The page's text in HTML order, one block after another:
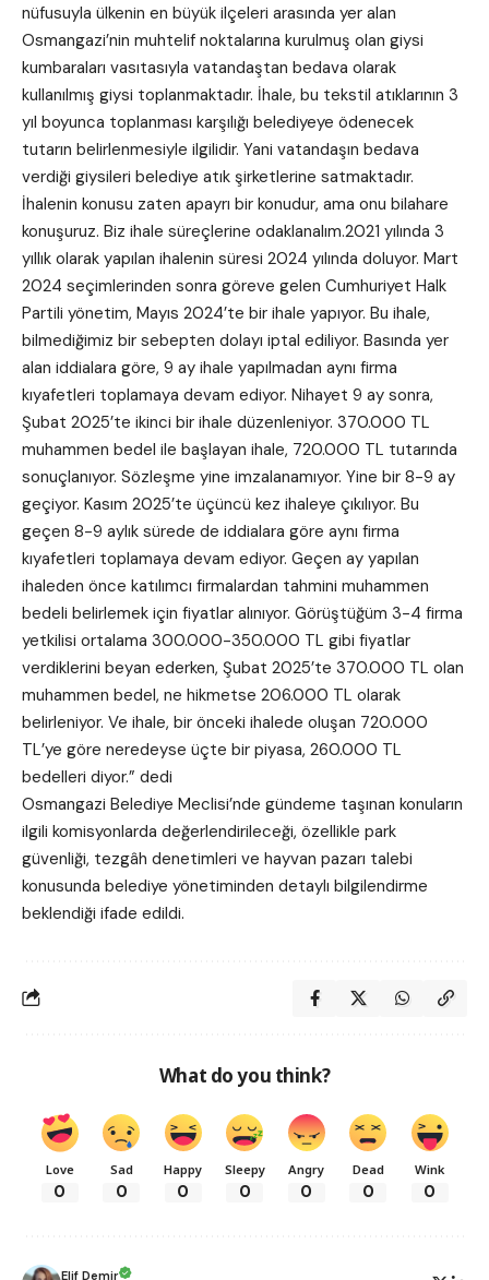
nüfusuyla ülkenin en büyük ilçeleri arasında yer alan
Osmangazi’nin muhtelif noktalarına kurulmuş olan giysi
kumbaraları vasıtasıyla vatandaştan bedava olarak
kullanılmış giysi toplanmaktadır. İhale, bu tekstil atıklarının 3
yıl boyunca toplanması karşılığı belediyeye ödenecek
tutarın belirlenmesiyle ilgilidir. Yani vatandaşın bedava
verdiği giysileri belediye atık şirketlerine satmaktadır.
İhalenin konusu zaten apayrı bir konudur, ama onu bilahare
konuşuruz. Biz ihale süreçlerine odaklanalım.2021 yılında 3
yıllık olarak yapılan ihalenin süresi 2024 yılında doluyor. Mart
2024 seçimlerinden sonra göreve gelen Cumhuriyet Halk
Partili yönetim, Mayıs 2024’te bir ihale yapıyor. Bu ihale,
bilmediğimiz bir sebepten dolayı iptal ediliyor. Basında yer
alan iddialara göre, 9 ay ihale yapılmadan aynı firma
kıyafetleri toplamaya devam ediyor. Nihayet 9 ay sonra,
Şubat 2025’te ikinci bir ihale düzenleniyor. 370.000 TL
muhammen bedel ile başlayan ihale, 720.000 TL tutarında
sonuçlanıyor. Sözleşme yine imzalanamıyor. Yine bir 8-9 ay
geçiyor. Kasım 2025’te üçüncü kez ihaleye çıkılıyor. Bu
geçen 8-9 aylık sürede de iddialara göre aynı firma
kıyafetleri toplamaya devam ediyor. Geçen ay yapılan
ihaleden önce katılımcı firmalardan tahmini muhammen
bedeli belirlemek için fiyatlar alınıyor. Görüştüğüm 3-4 firma
yetkilisi ortalama 300.000-350.000 TL gibi fiyatlar
verdiklerini beyan ederken, Şubat 2025’te 370.000 TL olan
muhammen bedel, ne hikmetse 206.000 TL olarak
belirleniyor. Ve ihale, bir önceki ihalede oluşan 720.000
TL’ye göre neredeyse üçte bir piyasa, 260.000 TL
bedelleri diyor.” dedi
Osmangazi Belediye Meclisi’nde gündeme taşınan konuların
ilgili komisyonlarda değerlendirileceği, özellikle park
güvenliği, tezgâh denetimleri ve hayvan pazarı talebi
konusunda belediye yönetiminden detaylı bilgilendirme
beklendiği ifade edildi.
What do you think?
Love
0
Sad
0
Happy
0
Sleepy
0
Angry
0
Dead
0
Wink
0
Elif Demir